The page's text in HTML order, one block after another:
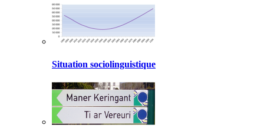
Situation sociolinguistique